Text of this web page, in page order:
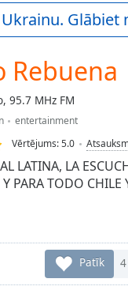
Glābiet
Rebuena
95.7 MHz FM
entertainment
Vērtējums:5.0
LATINA, LA
PARA TODO
Patīk 4